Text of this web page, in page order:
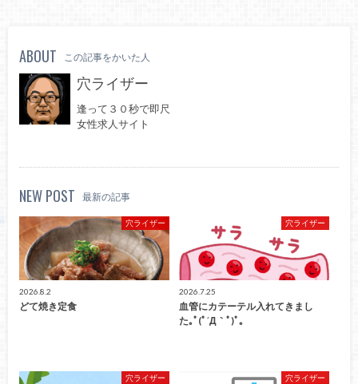
ABOUT この記事をかいた人
穴ライザー
逢って３０秒で即尺
女性求人サイト
NEW POST 最新の記事
穴ライザー
2026.8.2
どて焼き定食
穴ライザー
2026.7.25
血管にカテーテル入れてきまし
た｡ﾟ(ﾟ´Д｀ﾟ)ﾟ｡
穴ライザー 穴ライザー